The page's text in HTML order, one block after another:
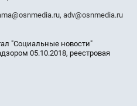
, adv@osnmedia.ru
"Социальные новости"
05.10.2018, реестровая